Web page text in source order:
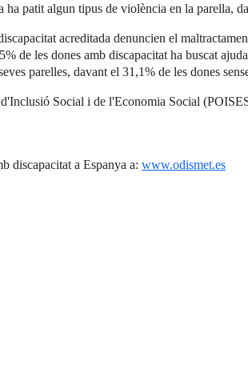
patit algun tipus de violència en la parella,
acreditada denuncien el
de les dones amb discapacitat ha buscat
parelles, davant el 31,1% de les dones
Social i de l'Economia Social
discapacitat a Espanya a: www.odismet.es